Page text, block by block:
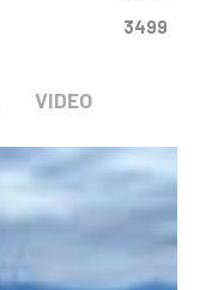
3499
VIDEO